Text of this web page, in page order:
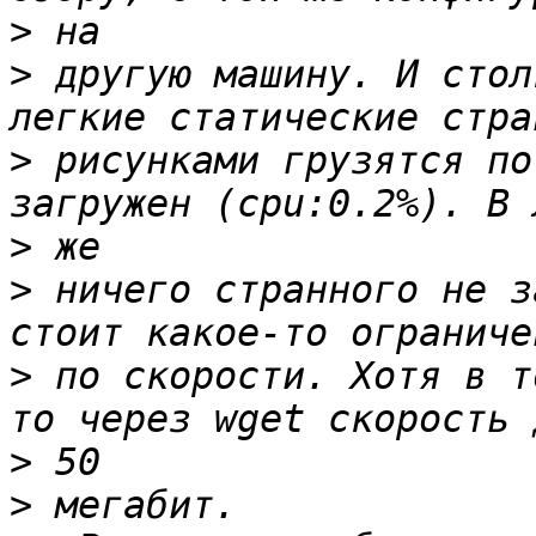
>
> другую машину. И
> рисунками грузятся
>
> ничего странного не
> по скорости. Хотя в
>
>